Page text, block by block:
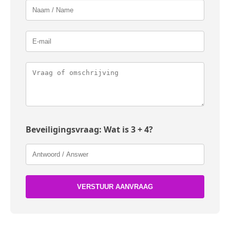
Beveiligingsvraag: Wat is 3 + 4?
VERSTUUR AANVRAAG